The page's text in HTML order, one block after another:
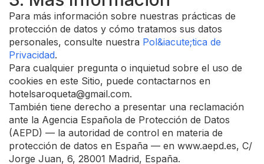
Para más información sobre nuestras prácticas de
protección de datos y cómo tratamos sus datos
personales, consulte nuestra Pol&iacute;tica de
Privacidad.
Para cualquier pregunta o inquietud sobre el uso de
cookies en este Sitio, puede contactarnos en
hotelsaroqueta@gmail.com.
También tiene derecho a presentar una reclamación
ante la Agencia Española de Protección de Datos
(AEPD) — la autoridad de control en materia de
protección de datos en España — en www.aepd.es, C/
Jorge Juan, 6, 28001 Madrid, España.